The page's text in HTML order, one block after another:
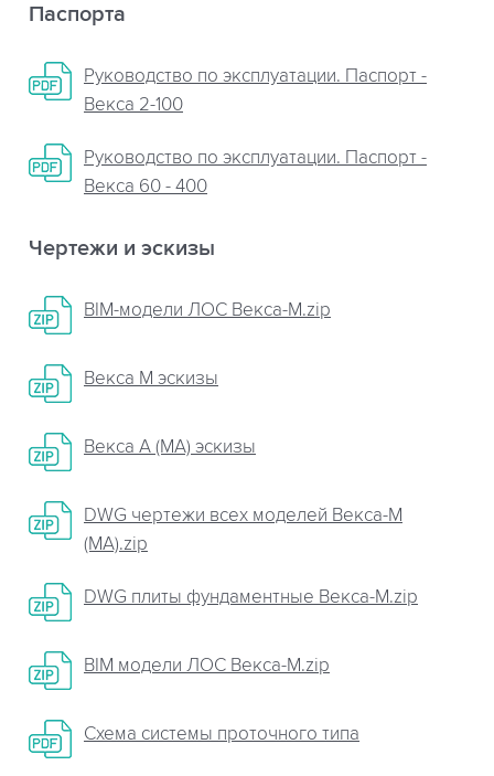
Паспорта
Руководство по эксплуатации. Паспорт -
Векса 2-100
Руководство по эксплуатации. Паспорт -
Векса 60 - 400
Чертежи и эскизы
BIM-модели ЛОС Векса-М.zip
Векса М эскизы
Векса А (МА) эскизы
DWG чертежи всех моделей Векса-М
(МА).zip
DWG плиты фундаментные Векса-М.zip
BIM модели ЛОС Векса-М.zip
Схема системы проточного типа